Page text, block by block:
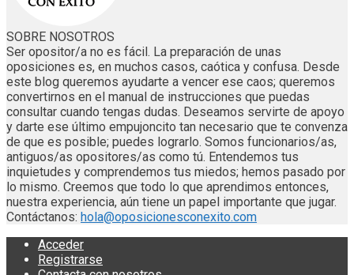
SOBRE NOSOTROS
Ser opositor/a no es fácil. La preparación de unas
oposiciones es, en muchos casos, caótica y confusa. Desde
este blog queremos ayudarte a vencer ese caos; queremos
convertirnos en el manual de instrucciones que puedas
consultar cuando tengas dudas. Deseamos servirte de apoyo
y darte ese último empujoncito tan necesario que te convenza
de que es posible; puedes lograrlo. Somos funcionarios/as,
antiguos/as opositores/as como tú. Entendemos tus
inquietudes y comprendemos tus miedos; hemos pasado por
lo mismo. Creemos que todo lo que aprendimos entonces,
nuestra experiencia, aún tiene un papel importante que jugar.
Contáctanos: hola@oposicionesconexito.com
Acceder
Registrarse